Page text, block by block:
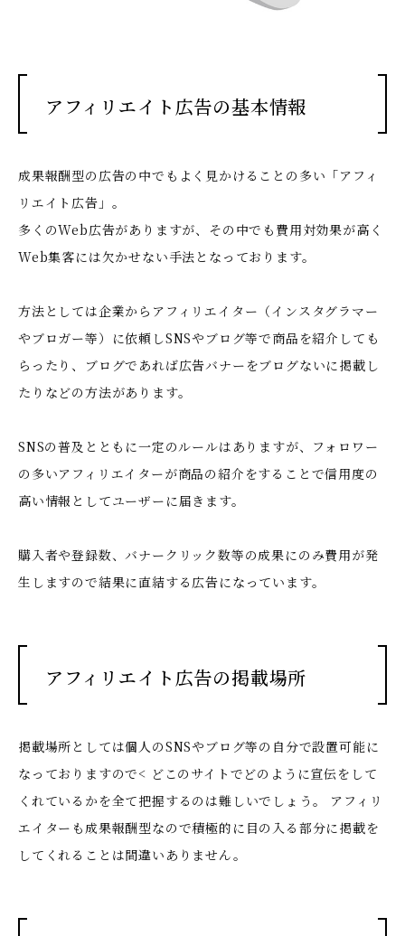
アフィリエイト広告の基本情報
成果報酬型の広告の中でもよく見かけることの多い「アフィ
リエイト広告」。
多くのWeb広告がありますが、その中でも費用対効果が高く
Web集客には欠かせない手法となっております。
方法としては企業からアフィリエイター（インスタグラマー
やブロガー等）に依頼しSNSやブログ等で商品を紹介しても
らったり、ブログであれば広告バナーをブログないに掲載し
たりなどの方法があります。
SNSの普及とともに一定のルールはありますが、フォロワー
の多いアフィリエイターが商品の紹介をすることで信用度の
高い情報としてユーザーに届きます。
購入者や登録数、バナークリック数等の成果にのみ費用が発
生しますので結果に直結する広告になっています。
アフィリエイト広告の掲載場所
掲載場所としては個人のSNSやブログ等の自分で設置可能に
なっておりますので< どこのサイトでどのように宣伝をして
くれているかを全て把握するのは難しいでしょう。 アフィリ
エイターも成果報酬型なので積極的に目の入る部分に掲載を
してくれることは間違いありません。